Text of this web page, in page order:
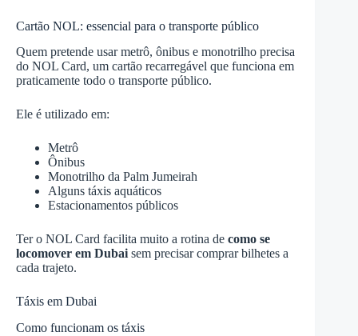
Cartão NOL: essencial para o transporte público
Quem pretende usar metrô, ônibus e monotrilho precisa
do NOL Card, um cartão recarregável que funciona em
praticamente todo o transporte público.
Ele é utilizado em:
Metrô
Ônibus
Monotrilho da Palm Jumeirah
Alguns táxis aquáticos
Estacionamentos públicos
Ter o NOL Card facilita muito a rotina de como se
locomover em Dubai sem precisar comprar bilhetes a
cada trajeto.
Táxis em Dubai
Como funcionam os táxis